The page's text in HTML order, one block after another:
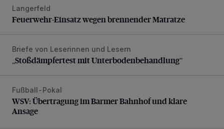
Feuerwehr-Einsatz wegen brennender Matratze
Langerfeld
Feuerwehr-Einsatz wegen brennender Matratze
„Stoßdämpfertest mit Unterbodenbehandlung“
Briefe von Leserinnen und Lesern
„Stoßdämpfertest mit Unterbodenbehandlung“
WSV: Übertragung im Barmer Bahnhof und klare Ansage
Fußball-Pokal
WSV: Übertragung im Barmer Bahnhof und klare
Ansage